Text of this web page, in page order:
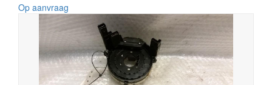
Op aanvraag